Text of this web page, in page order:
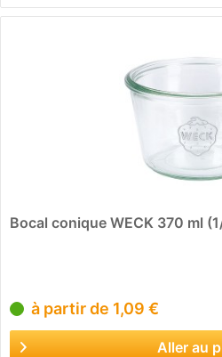
Bocal conique WECK 370 ml
à partir de 1,09 €
Aller au